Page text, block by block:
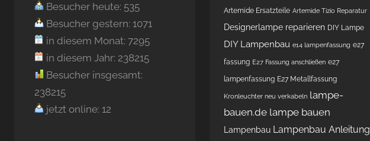
Besucher heute: 535
Besucher gestern: 1071
in diesem Monat: 7295
in diesem Jahr: 238215
Besucher insgesamt:
238215
jetzt online: 12
Artemide Ersatzteile Artemide Tizio Reparatur
Designerlampe reparieren DIY Lampe
DIY Lampenbau e14 lampenfassung e27
fassung E27 Fassung anschließen e27
lampenfassung E27 Metallfassung
Kronleuchter neu verkabeln lampe-
bauen.de lampe bauen
Lampenbau Lampenbau Anleitung